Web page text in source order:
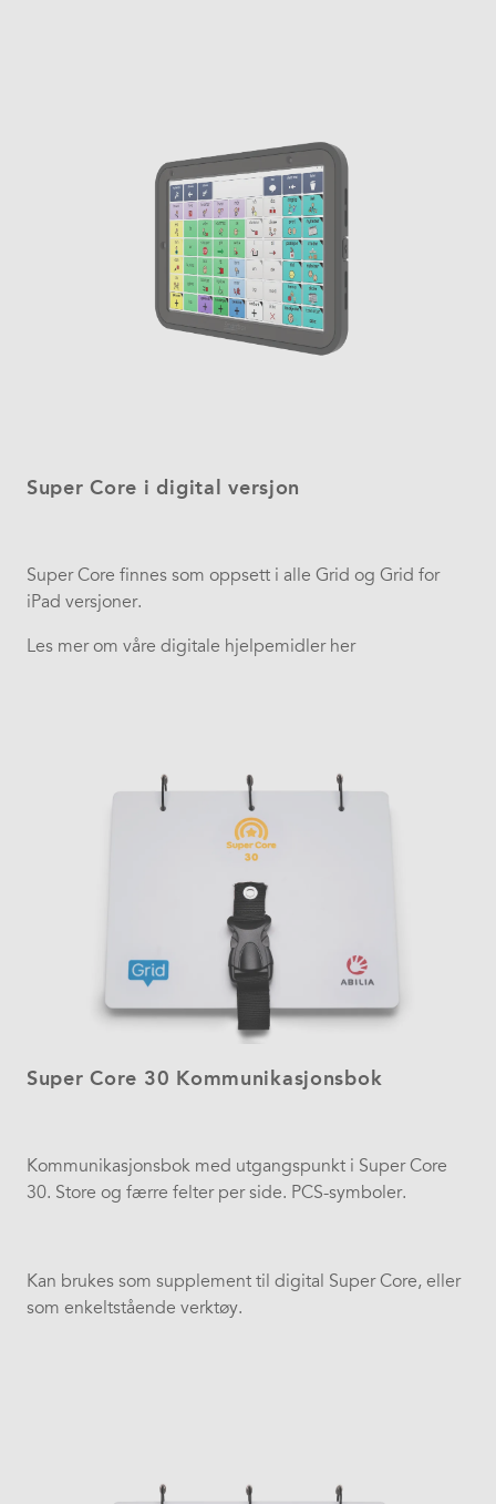
Super Core i digital versjon
Super Core finnes som oppsett i alle Grid og Grid for
iPad versjoner.
Les mer om våre digitale hjelpemidler her
Super Core 30 Kommunikasjonsbok
Kommunikasjonsbok med utgangspunkt i Super Core
30. Store og færre felter per side. PCS-symboler.
Kan brukes som supplement til digital Super Core, eller
som enkeltstående verktøy.